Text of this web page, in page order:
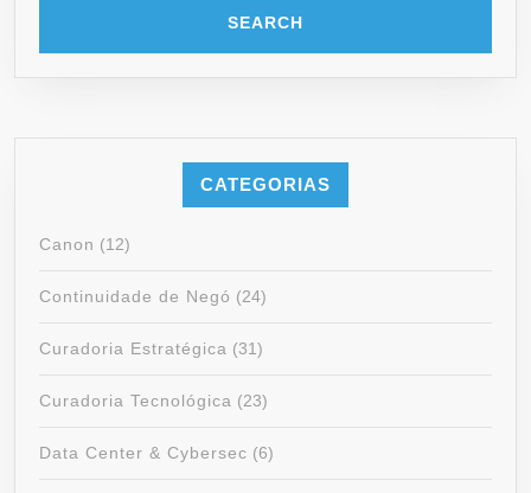
CATEGORIAS
Canon (12)
Continuidade de Negó (24)
Curadoria Estratégica (31)
Curadoria Tecnológica (23)
Data Center & Cybersec (6)